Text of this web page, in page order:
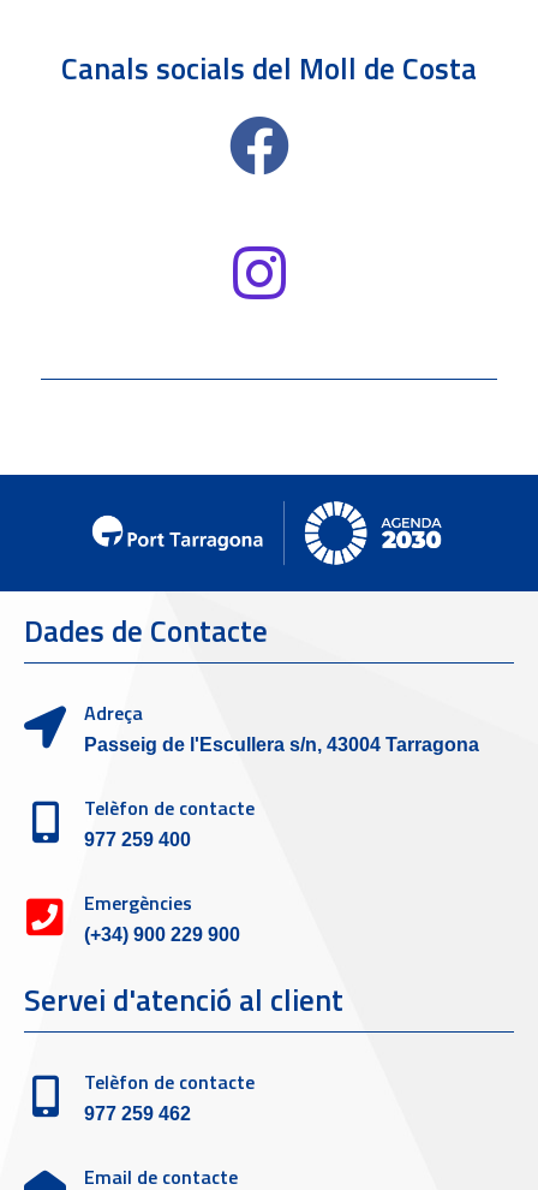
Canals socials del Moll de Costa
Dades de Contacte
Adreça
Passeig de l'Escullera s/n, 43004 Tarragona
Telèfon de contacte
977 259 400
Emergències
(+34) 900 229 900
Servei d'atenció al client
Telèfon de contacte
977 259 462
Email de contacte